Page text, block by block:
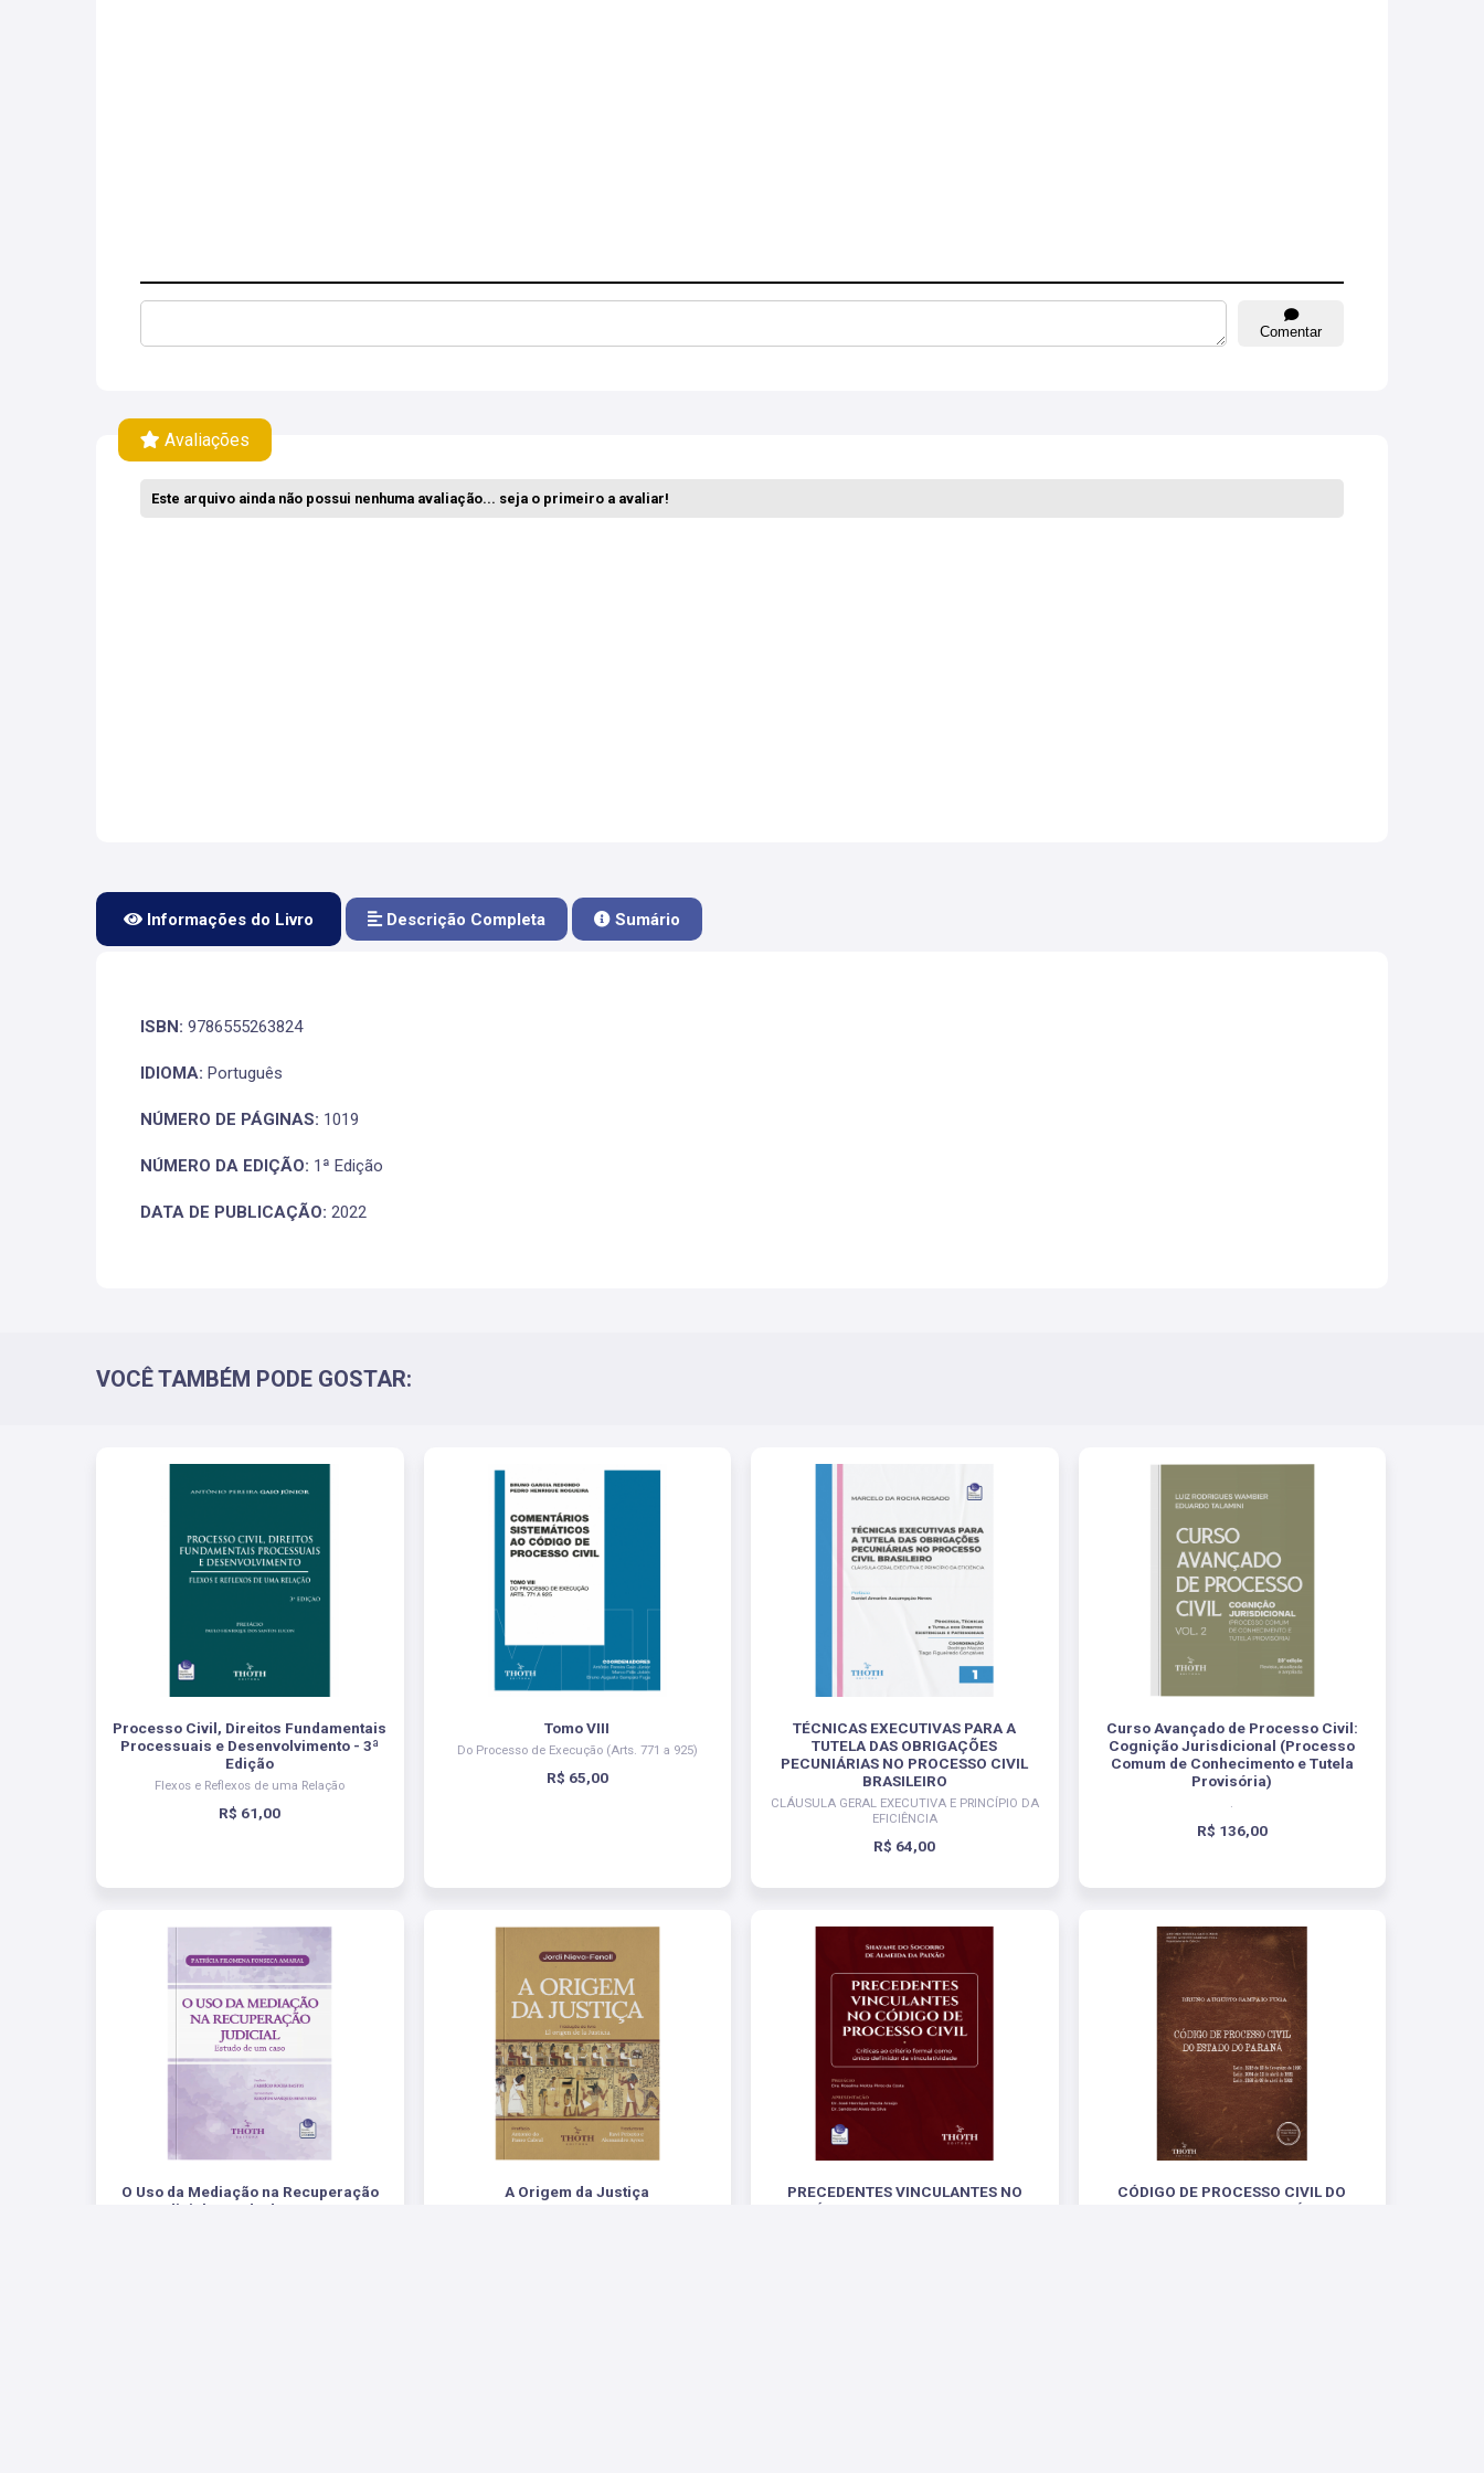
Comentar
Avaliações
Este arquivo ainda não possui nenhuma avaliação... seja o primeiro a avaliar!
Informações do Livro Descrição Completa Sumário
ISBN: 9786555263824
IDIOMA: Português
NÚMERO DE PÁGINAS: 1019
NÚMERO DA EDIÇÃO: 1ª Edição
DATA DE PUBLICAÇÃO: 2022
VOCÊ TAMBÉM PODE GOSTAR:
Processo Civil, Direitos Fundamentais
Processuais e Desenvolvimento - 3ª
Edição
Flexos e Reflexos de uma Relação
R$ 61,00
Tomo VIII
Do Processo de Execução (Arts. 771 a 925)
R$ 65,00
TÉCNICAS EXECUTIVAS PARA A
TUTELA DAS OBRIGAÇÕES
PECUNIÁRIAS NO PROCESSO CIVIL
BRASILEIRO
CLÁUSULA GERAL EXECUTIVA E PRINCÍPIO DA
EFICIÊNCIA
R$ 64,00
Curso Avançado de Processo Civil:
Cognição Jurisdicional (Processo
Comum de Conhecimento e Tutela
Provisória)
.
R$ 136,00
O Uso da Mediação na Recuperação
Judicial: Estudo de um Caso
A Origem da Justiça
PRECEDENTES VINCULANTES NO
CÓDIGO DE PROCESSO CIVIL
CÓDIGO DE PROCESSO CIVIL DO
ESTADO DO PARANÁ